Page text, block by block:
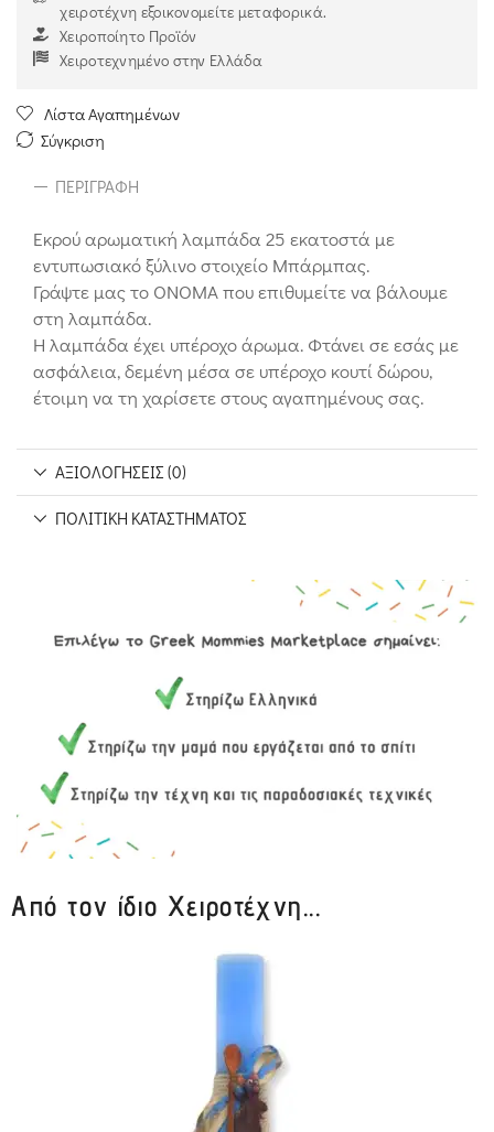
χειροτέχνη εξοικονομείτε μεταφορικά.
Χειροποίητο Προϊόν
Χειροτεχνημένο στην Ελλάδα
Λίστα Αγαπημένων
Σύγκριση
ΠΕΡΙΓΡΑΦΉ
Εκρού αρωματική λαμπάδα 25 εκατοστά με
εντυπωσιακό ξύλινο στοιχείο Μπάρμπας.
Γράψτε μας το ΟΝΟΜΑ που επιθυμείτε να βάλουμε
στη λαμπάδα.
Η λαμπάδα έχει υπέροχο άρωμα. Φτάνει σε εσάς με
ασφάλεια, δεμένη μέσα σε υπέροχο κουτί δώρου,
έτοιμη να τη χαρίσετε στους αγαπημένους σας.
ΑΞΙΟΛΟΓΉΣΕΙΣ (0)
ΠΟΛΙΤΙΚΉ ΚΑΤΑΣΤΉΜΑΤΟΣ
Από τον ίδιο Χειροτέχνη...